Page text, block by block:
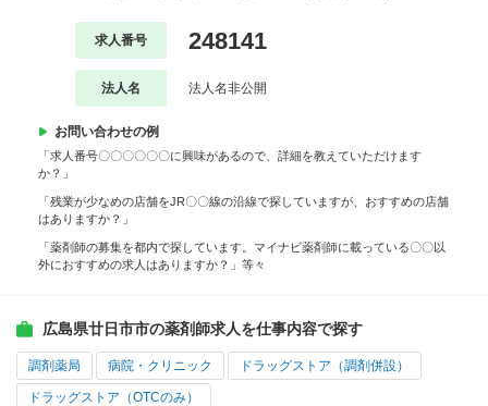
求人番号 248141
法人名 法人名非公開
お問い合わせの例
「求人番号〇〇〇〇〇〇に興味があるので、詳細を教えていただけます
か？」
「残業が少なめの店舗をJR〇〇線の沿線で探していますが、おすすめの店舗
はありますか？」
「薬剤師の募集を都内で探しています。マイナビ薬剤師に載っている〇〇以
外におすすめの求人はありますか？」等々
広島県廿日市市の薬剤師求人を仕事内容で探す
調剤薬局 病院・クリニック ドラッグストア（調剤併設）
ドラッグストア（OTCのみ）